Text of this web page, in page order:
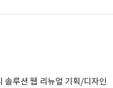
루션 웹 리뉴얼 기획/디자인